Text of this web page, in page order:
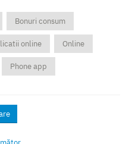
Bonuri consum
online Online
Phone app